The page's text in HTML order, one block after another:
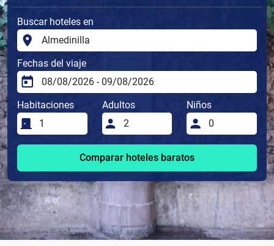
Buscar hoteles en
Fechas del viaje
Habitaciones Adultos Niños
Comparar hoteles baratos